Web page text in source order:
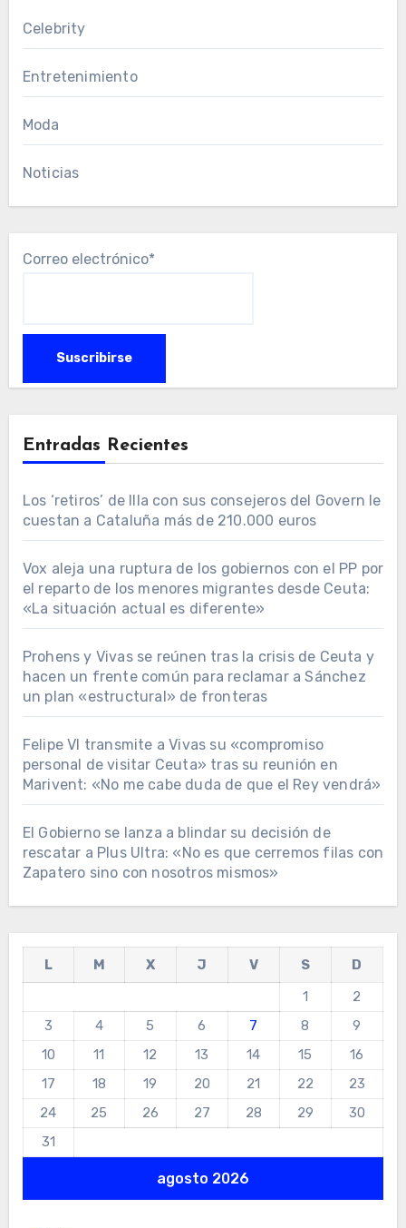
Celebrity
Entretenimiento
Moda
Noticias
Correo electrónico*
Entradas Recientes
Los ‘retiros’ de Illa con sus consejeros del Govern le
cuestan a Cataluña más de 210.000 euros
Vox aleja una ruptura de los gobiernos con el PP por
el reparto de los menores migrantes desde Ceuta:
«La situación actual es diferente»
Prohens y Vivas se reúnen tras la crisis de Ceuta y
hacen un frente común para reclamar a Sánchez
un plan «estructural» de fronteras
Felipe VI transmite a Vivas su «compromiso
personal de visitar Ceuta» tras su reunión en
Marivent: «No me cabe duda de que el Rey vendrá»
El Gobierno se lanza a blindar su decisión de
rescatar a Plus Ultra: «No es que cerremos filas con
Zapatero sino con nosotros mismos»
agosto 2026
L M X J V S
D
1
2
3
4 5 6 7 8
9
10
11 12 13 14 15
16
17
18 19 20 21 22
23
24
25 26 27 28 29
30
31